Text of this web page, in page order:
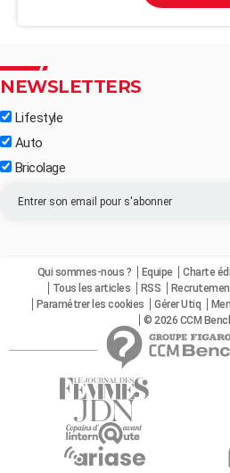
NEWSLETTERS
Lifestyle
Auto
Bricolage
Qui sommes-nous ? Equipe Charte
Tous les articles
RSS
Paramétrer les cookies
Gérer Utiq
© 2026 CCM